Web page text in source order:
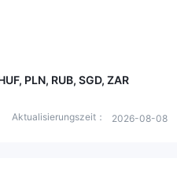
PLN, RUB, SGD, ZAR
Aktualisierungszeit： 2026-08-08